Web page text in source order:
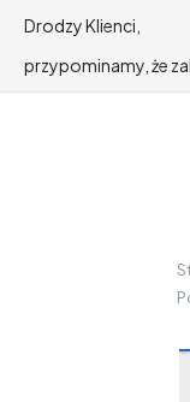
Drodzy Klienci,
przypominamy, że